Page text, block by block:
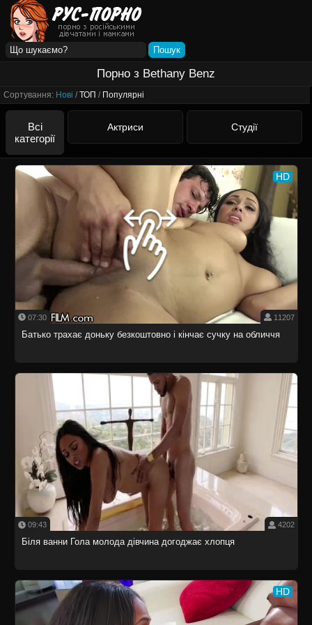
Порно з Bethany Benz
Сортування: Нові / ТОП / Популярні
Всі
категорії
Актриси Студії
HD
11207
07:30
Батько трахає доньку безкоштовно і кінчає сучку на обличчя
4202
09:43
Біля ванни Гола молода дівчина догоджає хлопця
HD